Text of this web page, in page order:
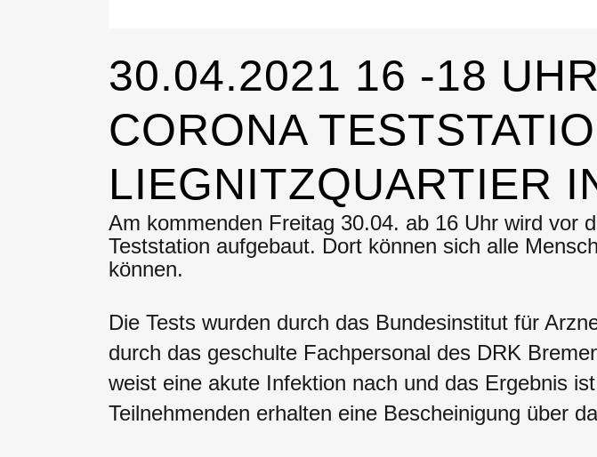
30.04.2021 16 -18
CORONA
LIEGNITZQUARTIER
Am kommenden Freitag 30.04. ab 16 Uhr wird vor
Teststation aufgebaut. Dort können sich alle
können.
Die Tests wurden durch das Bundesinstitut für
durch das geschulte Fachpersonal des DRK
weist eine akute Infektion nach und das Ergebnis
Teilnehmenden erhalten eine Bescheinigung über